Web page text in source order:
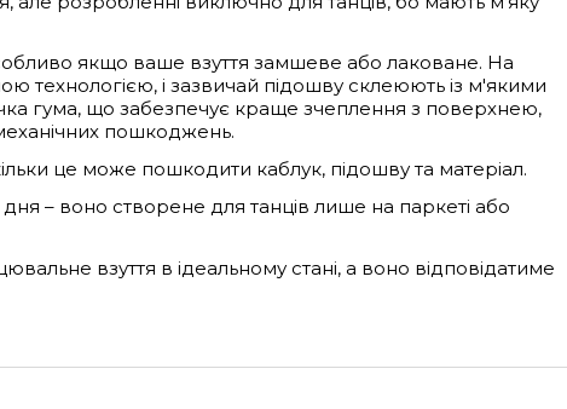
якщо ваше взуття замшеве або лаковане. На
технологією, і зазвичай підошву склеюють із м'якими
гума, що забезпечує краще зчеплення з поверхнею,
пошкоджень.
це може пошкодити каблук, підошву та матеріал.
– воно створене для танців лише на паркеті або
взуття в ідеальному стані, а воно відповідатиме